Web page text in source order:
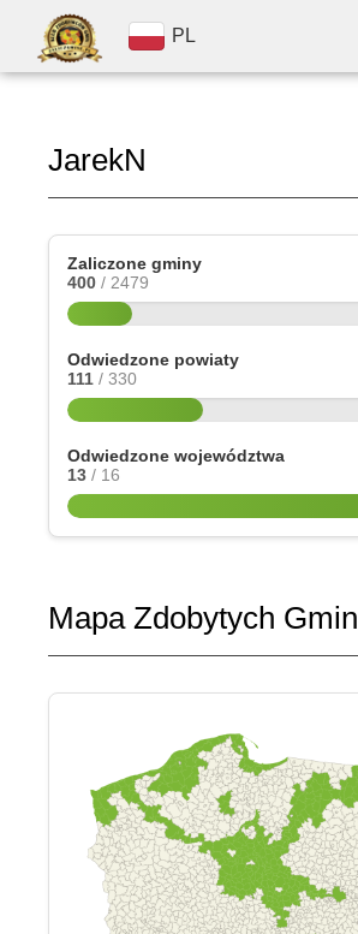
PL
JarekN
Zaliczone gminy
400 / 2479
Odwiedzone powiaty
111 / 330
Odwiedzone województwa
13 / 16
Mapa Zdobytych Gmin